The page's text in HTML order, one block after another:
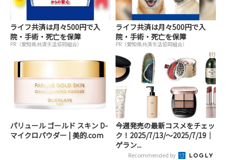
ライフ共済は月々500円で入
院・手術・死亡を保障
PR（愛知県共済生活協同組合）
ライフ共済は月々500円で入
院・手術・死亡を保障
PR（愛知県共済生活協同組合）
パリュール ゴールド スキン D-
マイクロパウダー | 美的.com
今週発売の最新コスメをチェッ
ク！2025/7/13/～2025/7/19｜
ゲラン...
Recommended by